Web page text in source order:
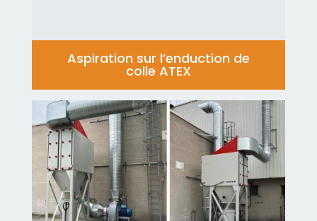
Aspiration sur l’enduction de
colle ATEX